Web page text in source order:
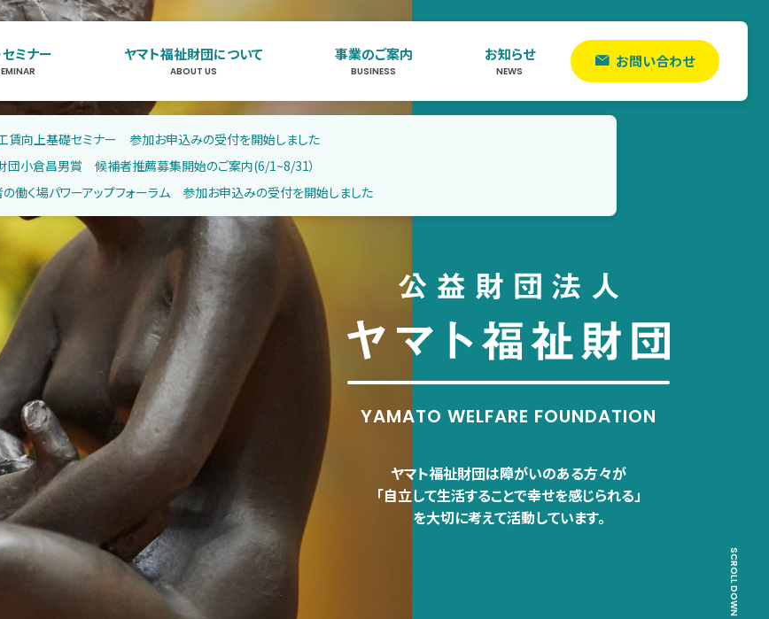
セミナー ヤマト福祉財団について
ABOUT US
事業のご案内
BUSINESS
お知らせ
NEWS
お問い合わせ
賃向上基礎セミナー 参加お申込みの受付を開始しました
団小倉昌男賞 候補者推薦募集開始のご案内(6/1~8/31）
働く場パワーアップフォーラム 参加お申込みの受付を開始しました
YAMATO WELFARE FOUNDATION
ヤマト福祉財団は障がいのある方々が
「自立して生活することで幸せを感じられる」
を大切に考えて活動しています。
SCROLL DOWN
イベント・セミナー
EVENT SEMINAR
ABOUT US
事業のご案内
BUSINESS
お知らせ
NEWS
お問い合わせ